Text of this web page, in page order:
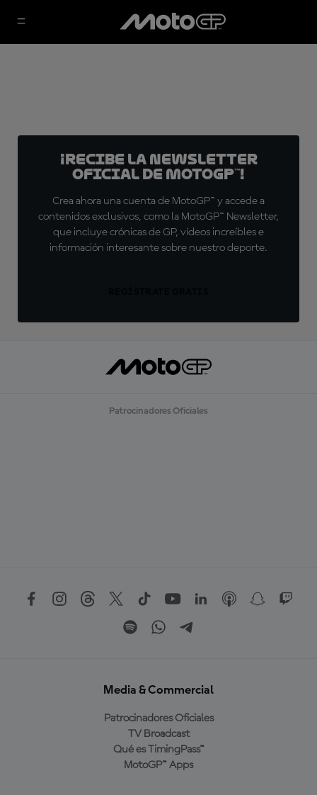
¡Recibe la Newsletter
oficial de MotoGP™!
Crea ahora una cuenta de MotoGP™ y accede a
contenidos exclusivos, como la MotoGP™ Newsletter,
que incluye crónicas de GP, vídeos increíbles e
información interesante sobre nuestro deporte.
Patrocinadores Oficiales
Media & Commercial
Patrocinadores Oficiales
TV Broadcast
Qué es TimingPass™
MotoGP™ Apps